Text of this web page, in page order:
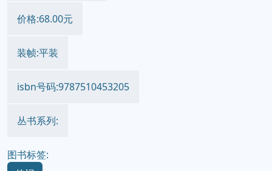
价格:68.00元
装帧:平装
isbn号码:9787510453205
丛书系列:
图书标签: